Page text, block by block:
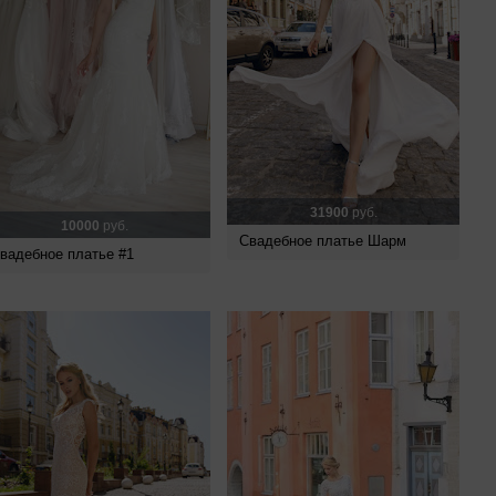
10000 руб.
платье #1
31900 руб.
Свадебное платье Шарм